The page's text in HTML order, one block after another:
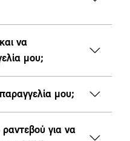
να
μου;
μου;
για να